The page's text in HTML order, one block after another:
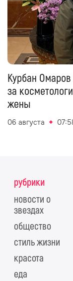
Курбан
за
жены
06 августа
рубрики
новости о
звездах
общество
стиль жизни
красота
еда